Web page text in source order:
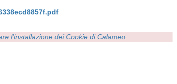
l'installazione dei Cookie di Calameo